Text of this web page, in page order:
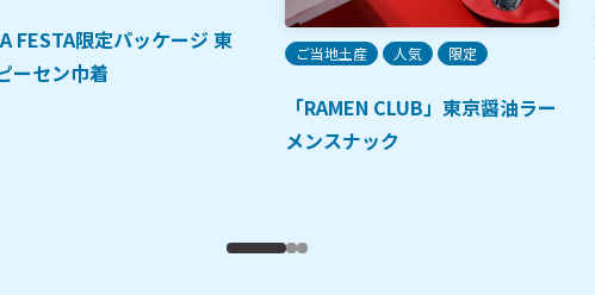
FESTA限定パッケージ 東
ーセン巾着
ご当地土産 人気 限定
「RAMEN CLUB」東京醤油ラー
メンスナック